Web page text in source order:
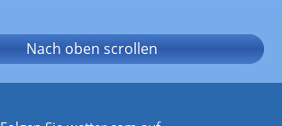
Nach oben scrollen